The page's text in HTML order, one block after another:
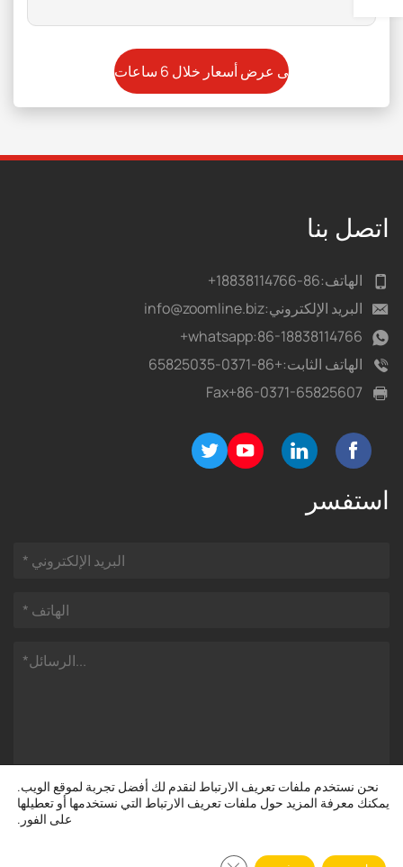
اتصل بنا
الهاتف:86-18838114766+
البريد الإلكتروني:info@zoomline.biz
whatsapp:86-18838114766+
الهاتف الثابت:+86-0371-65825035
Fax+86-0371-65825607
استفسر
نحن نستخدم ملفات تعريف الارتباط لنقدم لك أفضل تجربة لموقع الويب.
يمكنك معرفة المزيد حول ملفات تعريف الارتباط التي نستخدمها أو تعطيلها
على الفور.